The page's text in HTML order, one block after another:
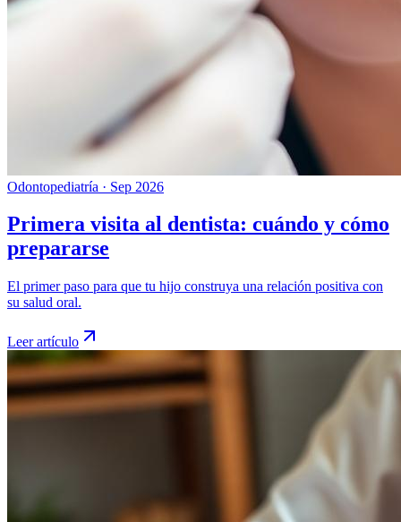
Odontopediatría · Sep 2026
Primera visita al dentista: cuándo y cómo
prepararse
El primer paso para que tu hijo construya una relación positiva con
su salud oral.
Leer artículo